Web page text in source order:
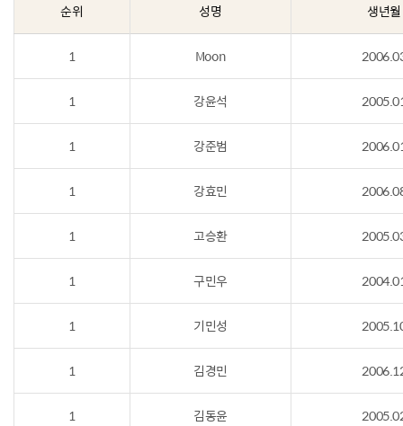
순위 성명 생년월
1 Moon
1 강윤석
1 강준범
1 강효민
1 고승환
1 구민우
1 기민성
1 김경민
1 김동윤